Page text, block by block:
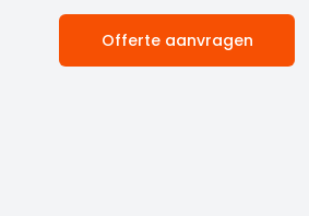
Offerte aanvragen